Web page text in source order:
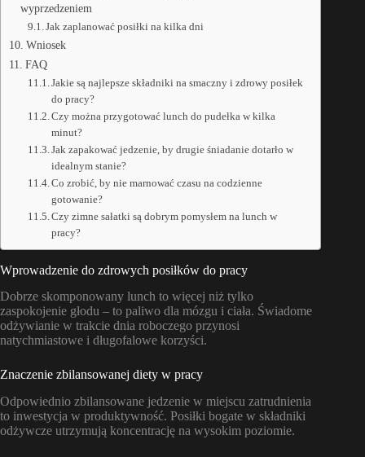
wyprzedzeniem
Jak zaplanować posiłki na kilka dni
Wniosek
FAQ
Jakie są najlepsze składniki na smaczny i zdrowy posiłek
do pracy?
Czy można przygotować lunch do pudełka w kilka
minut?
Jak zapakować jedzenie, by drugie śniadanie dotarło w
idealnym stanie?
Co zrobić, by nie marnować czasu na codzienne
gotowanie?
Czy zimne sałatki są dobrym pomysłem na lunch w
pracy?
Wprowadzenie do zdrowych posiłków do pracy
Dobrze skomponowany lunch to więcej niż tylko
zaspokojenie głodu – to paliwo dla mózgu i ciała. Świadome
odżywianie w trakcie dnia roboczego przynosi
natychmiastowe i długofalowe korzyści.
Znaczenie zbilansowanej diety w pracy
Odpowiednio zbilansowane jedzenie w miejscu zatrudnienia
to inwestycja w produktywność. Posiłki bogate w składniki
odżywcze utrzymują koncentrację na wysokim poziomie.